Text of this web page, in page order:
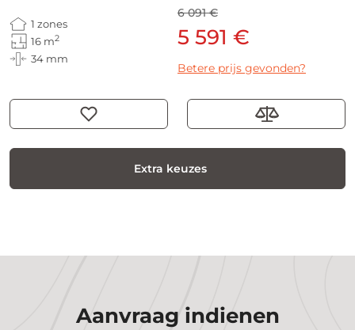
1 zones
16 m2
34 mm
6 091 €
5 591 €
Betere prijs gevonden?
Extra keuzes
Aanvraag indienen